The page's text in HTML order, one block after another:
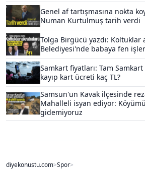
Genel af tartışmasına nokta
Numan Kurtulmuş tarih verdi
Tolga Birgücü yazdı: Koltuklar
Belediyesi'nde babaya fen
Samkart fiyatları: Tam
kayıp kart ücreti kaç TL?
Samsun'un Kavak ilçesinde
Mahalleli isyan ediyor:
gidemiyoruz
diyekonustu.com>Spor>